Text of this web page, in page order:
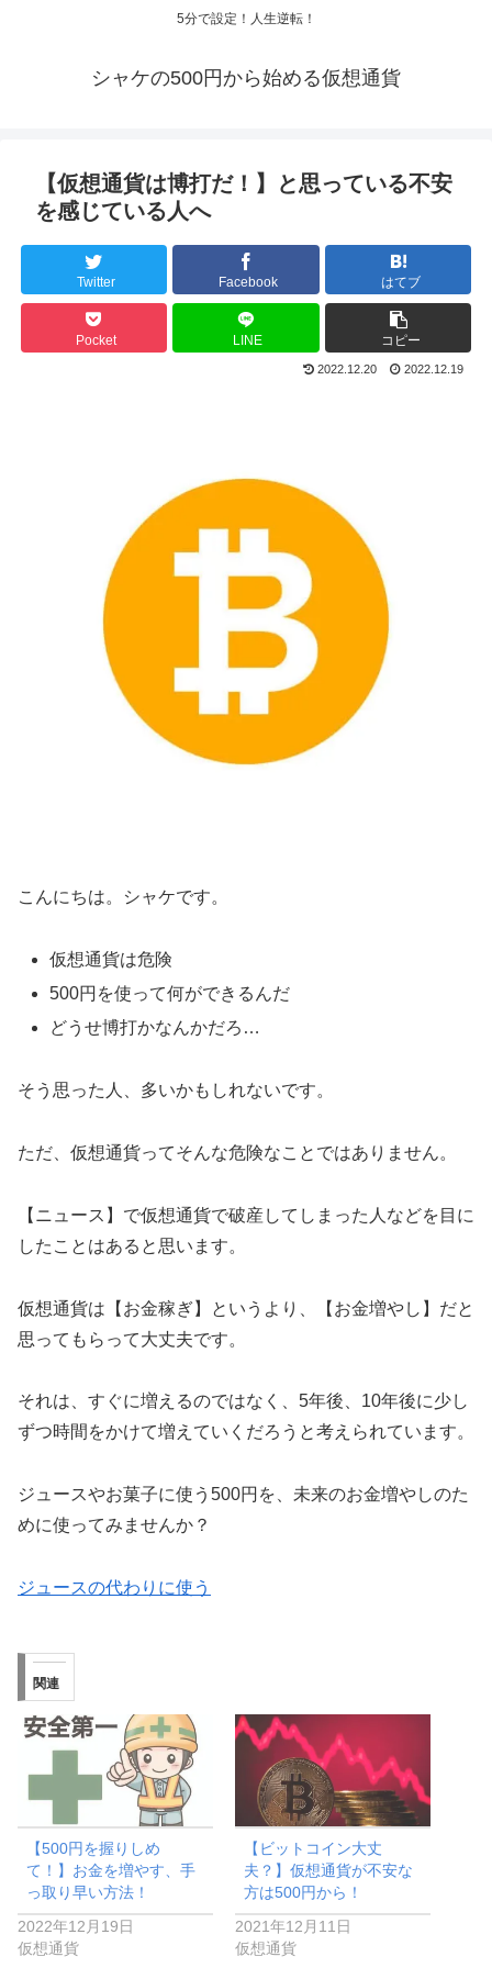
5分で設定！人生逆転！
シャケの500円から始める仮想通貨
【仮想通貨は博打だ！】と思っている不安
を感じている人へ
Twitter Facebook はてブ
Pocket LINE コピー
2022.12.20 2022.12.19
こんにちは。シャケです。
仮想通貨は危険
500円を使って何ができるんだ
どうせ博打かなんかだろ…
そう思った人、多いかもしれないです。
ただ、仮想通貨ってそんな危険なことではありません。
【ニュース】で仮想通貨で破産してしまった人などを目に
したことはあると思います。
仮想通貨は【お金稼ぎ】というより、【お金増やし】だと
思ってもらって大丈夫です。
それは、すぐに増えるのではなく、5年後、10年後に少し
ずつ時間をかけて増えていくだろうと考えられています。
ジュースやお菓子に使う500円を、未来のお金増やしのた
めに使ってみませんか？
ジュースの代わりに使う
関連
【500円を握りしめ
て！】お金を増やす、手
っ取り早い方法！
2022年12月19日
仮想通貨
【ビットコイン大丈
夫？】仮想通貨が不安な
方は500円から！
2021年12月11日
仮想通貨